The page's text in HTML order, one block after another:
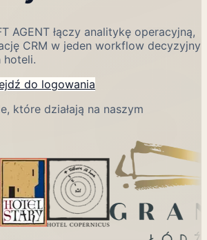
AGENT łączy analitykę operacyjną,
CRM w jeden workflow decyzyjny
hoteli.
do logowania
które działają na naszym